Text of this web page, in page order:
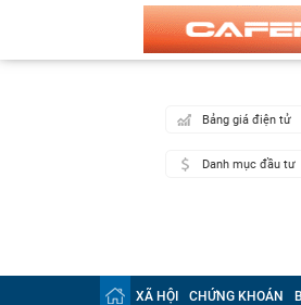
Bảng giá điện tử
Danh mục đầu tư
XÃ HỘI CHỨNG KHOÁN